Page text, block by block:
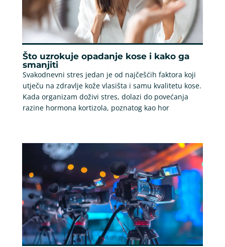
Što uzrokuje opadanje kose i kako ga
smanjiti
Svakodnevni stres jedan je od najčešćih faktora koji
utječu na zdravlje kože vlasišta i samu kvalitetu kose.
Kada organizam doživi stres, dolazi do povećanja
razine hormona kortizola, poznatog kao hor